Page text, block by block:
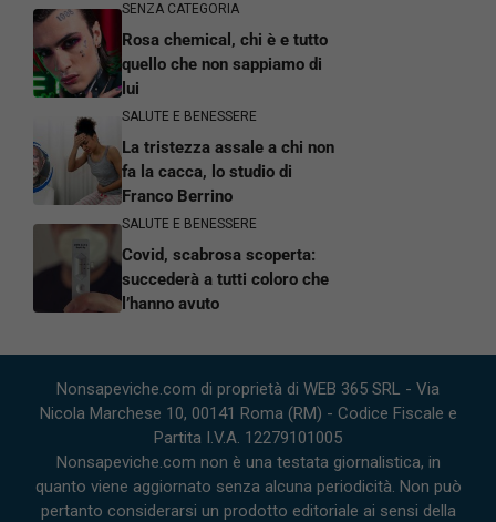
SENZA CATEGORIA
Rosa chemical, chi è e tutto
quello che non sappiamo di
lui
SALUTE E BENESSERE
La tristezza assale a chi non
fa la cacca, lo studio di
Franco Berrino
SALUTE E BENESSERE
Covid, scabrosa scoperta:
succederà a tutti coloro che
l’hanno avuto
Nonsapeviche.com di proprietà di WEB 365 SRL - Via
Nicola Marchese 10, 00141 Roma (RM) - Codice Fiscale e
Partita I.V.A. 12279101005
Nonsapeviche.com non è una testata giornalistica, in
quanto viene aggiornato senza alcuna periodicità. Non può
pertanto considerarsi un prodotto editoriale ai sensi della